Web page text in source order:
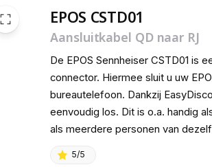
EPOS CSTD01
Aansluitkabel QD naar RJ
De EPOS Sennheiser CSTD01 is
connector. Hiermee sluit u uw
bureautelefoon. Dankzij
eenvoudig los. Dit is o.a. handig
als meerdere personen van
5/5